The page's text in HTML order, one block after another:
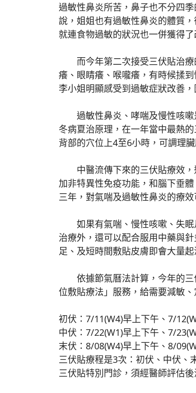
過敏性鼻炎所苦，鼻子也不分四
說，姐姐也有過敏性鼻炎的體質
就連食物過敏的狀況也一併獲得
而今年第二次接受三伏貼治療
癢、眼睛癢、喉嚨癢，有時候揉
李小姐明顯感受到過敏症狀改善
過敏性鼻炎、哮喘及慢性咳嗽
冬病夏治原理，在一年當中最熱
背部的穴位上4至6小時，可調理
中醫流傳下來的三伏貼療效，
加非特異性免疫功能，和腦下垂
三年，對氣喘及過敏性鼻炎的療
如果有氣喘、慢性咳嗽、失眠
治療外，還可以配合服用中藥與
足、及短時間敷貼皮膚即會大量
依據節氣曆法計算，今年的三
位敷貼療法」服務，給需要減敏
初伏：7/11(W4)早上下午、7/
中伏：7/22(W1)早上下午、7/
末伏：8/08(W4)早上下午、8/
三伏貼療程是3次：初伏、中伏、
三伏貼特別門診，須經醫師評估